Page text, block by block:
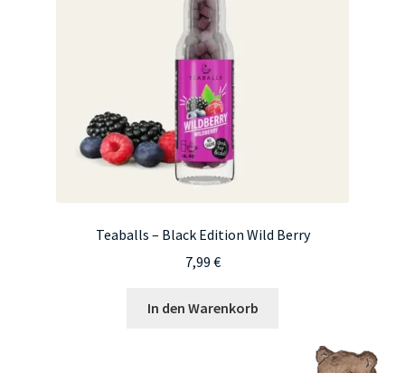
Teaballs – Black Edition Wild Berry
7,99 €
In den Warenkorb